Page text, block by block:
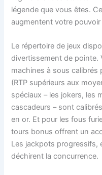
légende que vous êtes.
augmentent votre pouvoir
Le répertoire de jeux
divertissement de pointe.
machines à sous calibrés
(RTP supérieurs aux
spéciaux – les jokers, les
cascadeurs – sont
en or. Et pour les fous
tours bonus offrent un
Les jackpots progressifs,
déchirent la concurrence.